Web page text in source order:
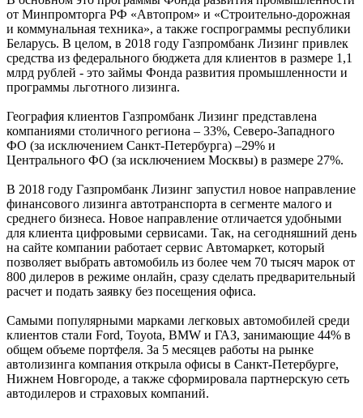
от Минпромторга РФ «Автопром» и «Строительно-дорожная
и коммунальная техника», а также госпрограммы республики
Беларусь. В целом, в 2018 году Газпромбанк Лизинг привлек
средства из федерального бюджета для клиентов в размере 1,1
млрд рублей - это займы Фонда развития промышленности и
программы льготного лизинга.
География клиентов Газпромбанк Лизинг представлена
компаниями столичного региона – 33%, Северо-Западного
ФО (за исключением Санкт-Петербурга) –29% и
Центрального ФО (за исключением Москвы) в размере 27%.
В 2018 году Газпромбанк Лизинг запустил новое направление
финансового лизинга автотранспорта в сегменте малого и
среднего бизнеса. Новое направление отличается удобными
для клиента цифровыми сервисами. Так, на сегодняшний день
на сайте компании работает сервис Автомаркет, который
позволяет выбрать автомобиль из более чем 70 тысяч марок от
800 дилеров в режиме онлайн, сразу сделать предварительный
расчет и подать заявку без посещения офиса.
Самыми популярными марками легковых автомобилей среди
клиентов стали Ford, Toyota, BMW и ГАЗ, занимающие 44% в
общем объеме портфеля. За 5 месяцев работы на рынке
автолизинга компания открыла офисы в Санкт-Петербурге,
Нижнем Новгороде, а также сформировала партнерскую сеть
автодилеров и страховых компаний.